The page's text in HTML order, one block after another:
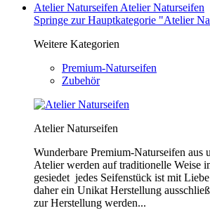
Atelier Naturseifen Atelier Naturseifen
Springe zur Hauptkategorie "Atelier
Weitere Kategorien
Premium-Naturseifen
Zubehör
Atelier Naturseifen
Wunderbare Premium-Naturseifen aus
Atelier werden auf traditionelle Weise
gesiedet jedes Seifenstück ist mit
daher ein Unikat Herstellung
zur Herstellung werden...